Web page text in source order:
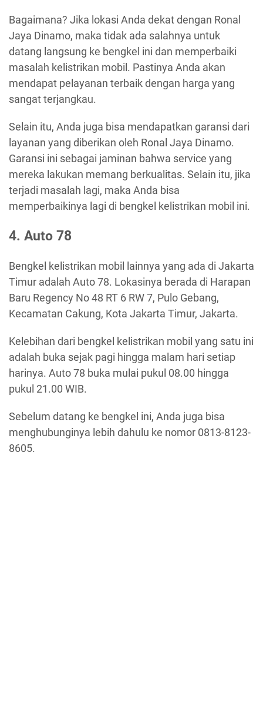
Bagaimana? Jika lokasi Anda dekat dengan Ronal
Jaya Dinamo, maka tidak ada salahnya untuk
datang langsung ke bengkel ini dan memperbaiki
masalah kelistrikan mobil. Pastinya Anda akan
mendapat pelayanan terbaik dengan harga yang
sangat terjangkau.
Selain itu, Anda juga bisa mendapatkan garansi dari
layanan yang diberikan oleh Ronal Jaya Dinamo.
Garansi ini sebagai jaminan bahwa service yang
mereka lakukan memang berkualitas. Selain itu, jika
terjadi masalah lagi, maka Anda bisa
memperbaikinya lagi di bengkel kelistrikan mobil ini.
4. Auto 78
Bengkel kelistrikan mobil lainnya yang ada di Jakarta
Timur adalah Auto 78. Lokasinya berada di Harapan
Baru Regency No 48 RT 6 RW 7, Pulo Gebang,
Kecamatan Cakung, Kota Jakarta Timur, Jakarta.
Kelebihan dari bengkel kelistrikan mobil yang satu ini
adalah buka sejak pagi hingga malam hari setiap
harinya. Auto 78 buka mulai pukul 08.00 hingga
pukul 21.00 WIB.
Sebelum datang ke bengkel ini, Anda juga bisa
menghubunginya lebih dahulu ke nomor 0813-8123-
8605.